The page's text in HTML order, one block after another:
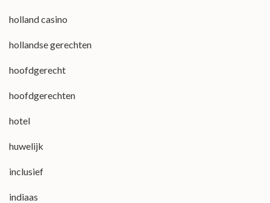
holland casino
hollandse gerechten
hoofdgerecht
hoofdgerechten
hotel
huwelijk
inclusief
indiaas